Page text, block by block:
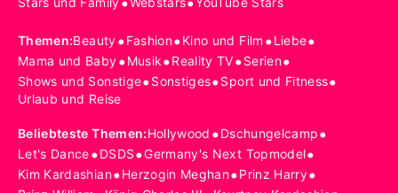
Themen:Beauty•Fashion•Kino und Film •Liebe•
Mama und Baby•Musik•Reality TV•Serien•
Shows und Sonstige•Sonstiges•Sport und Fitness•
Urlaub und Reise
Beliebteste Themen:Hollywood •Dschungelcamp•
Let's Dance•DSDS•Germany's Next Topmodel•
Kim Kardashian•Herzogin Meghan•Prinz Harry•